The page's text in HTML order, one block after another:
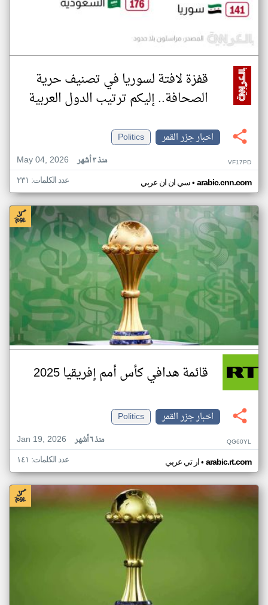
قفزة لافتة لسوريا في تصنيف حرية
الصحافة.. إليكم ترتيب الدول العربية
اخبار جزر القمر
Politics
May 04, 2026
منذ ٣ أشهر VF17PD
سي ان ان عربي• arabic.cnn.com عدد الكلمات: ٢٣١
قائمة هدافي كأس أمم إفريقيا 2025
اخبار جزر القمر
Politics
Jan 19, 2026
منذ ٦ أشهر QG60YL
ار تي عربي• arabic.rt.com عدد الكلمات: ١٤١